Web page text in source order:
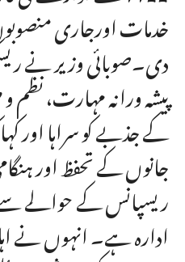
خدمات اورجاری
پیشہ ورانہ مہارت،
جانوں کے تحفظ اور
ریسپانس کے حوالے
ادارہ ہے۔ انہوں نے